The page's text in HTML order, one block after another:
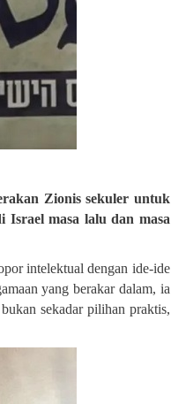
Zionis sekuler untuk
Israel masa lalu dan masa
intelektual dengan ide-ide
yang berakar dalam, ia
sekadar pilihan praktis,